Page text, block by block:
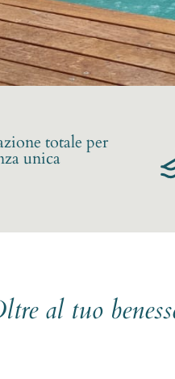
totale per
unica
al tuo